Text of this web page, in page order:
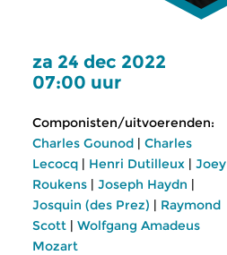
za 24 dec 2022
07:00 uur
Componisten/uitvoerenden:
Charles Gounod | Charles
Lecocq | Henri Dutilleux | Joey
Roukens | Joseph Haydn |
Josquin (des Prez) | Raymond
Scott | Wolfgang Amadeus
Mozart